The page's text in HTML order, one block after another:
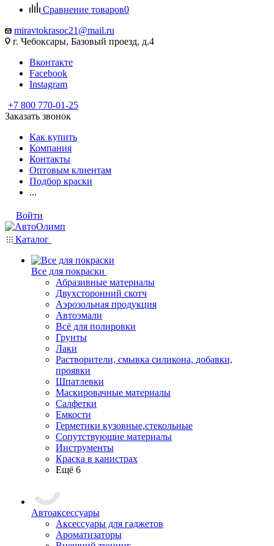
Сравнение товаров0
miravtokrasoc21@mail.ru
г. Чебоксары, Базовый проезд, д.4
Вконтакте
Facebook
Instagram
+7 800 770-01-25
Заказать звонок
Как купить
Компания
Контакты
Оптовым клиентам
Подбор краски
...
Войти
Каталог
Все для покраски
Абразивные материалы
Двухсторонний скотч
Аэрозольная продукция
Автоэмали
Всё для полировки
Грунты
Лаки
Растворители, смывка силикона, добавки,
проявки
Шпатлевки
Маскировачные материалы
Салфетки
Емкости
Герметики кузовные,стекольные
Сопутствующие материалы
Инструменты
Краска в канистрах
Ещё 6
Автоаксессуары
Аксессуары для гаджетов
Ароматизаторы